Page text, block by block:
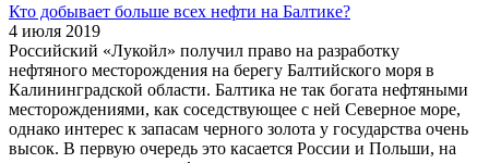
Кто добывает больше всех нефти на Балтике?
4 июля 2019
Российский «Лукойл» получил право на разработку
нефтяного месторождения на берегу Балтийского моря в
Калининградской области. Балтика не так богата нефтяными
месторождениями, как соседствующее с ней Северное море,
однако интерес к запасам черного золота у государства очень
высок. В первую очередь это касается России и Польши, на